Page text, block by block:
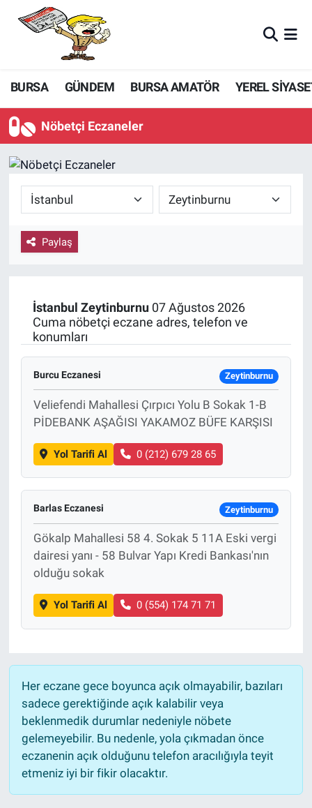
BURSA GÜNDEM BURSA AMATÖR YEREL
Nöbetçi Eczaneler
Paylaş
İstanbul Zeytinburnu07 Ağustos 2026
Cuma nöbetçi eczane adres, telefon ve
konumları
Burcu Eczanesi Zeytinburnu
Veliefendi Mahallesi Çırpıcı Yolu B Sokak 1-B
PİDEBANK AŞAĞISI YAKAMOZ BÜFE KARŞISI
Yol Tarifi Al 0 (212) 679 28 65
Barlas Eczanesi Zeytinburnu
Gökalp Mahallesi 58 4. Sokak 5 11A Eski vergi
dairesi yanı - 58 Bulvar Yapı Kredi Bankası'nın
olduğu sokak
Yol Tarifi Al 0 (554) 174 71 71
Her eczane gece boyunca açık olmayabilir, bazıları
sadece gerektiğinde açık kalabilir veya
beklenmedik durumlar nedeniyle nöbete
gelemeyebilir. Bu nedenle, yola çıkmadan önce
eczanenin açık olduğunu telefon aracılığıyla teyit
etmeniz iyi bir fikir olacaktır.